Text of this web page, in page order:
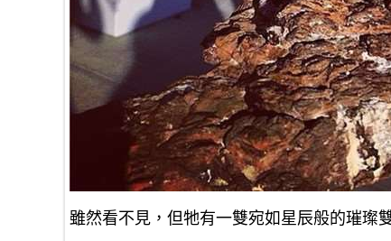
雖然看不見，但牠有一雙宛如星辰般的璀璨